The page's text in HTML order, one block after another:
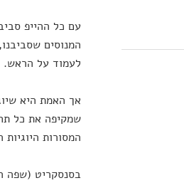
עם כל ההייפ
המנוסים
לעמוד על הראש.
אך האמת היא
המסורות
בסנסקריט (שפה